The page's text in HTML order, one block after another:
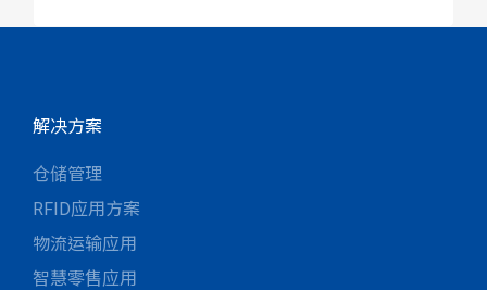
解决方案
仓储管理
RFID应用方案
物流运输应用
智慧零售应用